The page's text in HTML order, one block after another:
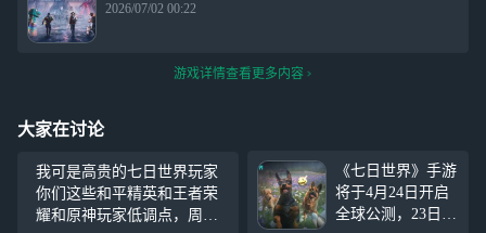
2026/07/02 00:22
游戏详情查看更多内容
大家在讨论
我可是高贵的七日世界玩家
你们这些和平精英和王者荣
耀和原神玩家低调点，周处
《七日世界》手游
将于4月24日开启
全球公测，23日10